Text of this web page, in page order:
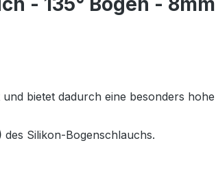
bietet dadurch eine besonders hohe
des Silikon-Bogenschlauchs.